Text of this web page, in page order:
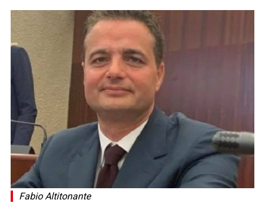
Fabio Altitonante